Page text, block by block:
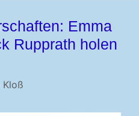
Emma
Rupprath holen
Kloß